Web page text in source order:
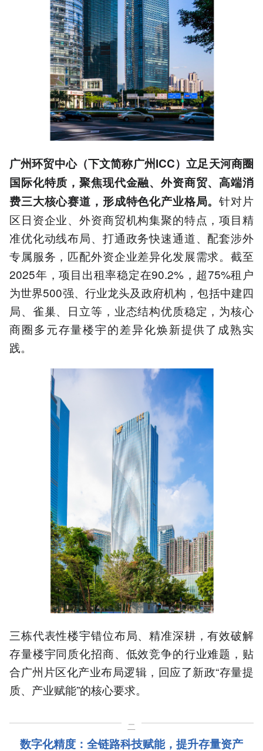
广州环贸中心（下文简称广州ICC）立足天河商圈
国际化特质，聚焦现代金融、外资商贸、高端消
费三大核心赛道，形成特色化产业格局。针对片
区日资企业、外资商贸机构集聚的特点，项目精
准优化动线布局、打通政务快速通道、配套涉外
专属服务，匹配外资企业差异化发展需求。截至
2025年，项目出租率稳定在90.2%，超75%租户
为世界500强、行业龙头及政府机构，包括中建四
局、雀巢、日立等，业态结构优质稳定，为核心
商圈多元存量楼宇的差异化焕新提供了成熟实
践。
三栋代表性楼宇错位布局、精准深耕，有效破解
存量楼宇同质化招商、低效竞争的行业难题，贴
合广州片区化产业布局逻辑，回应了新政“存量提
质、产业赋能”的核心要求。
二
数字化精度：全链路科技赋能，提升存量资产